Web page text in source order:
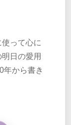
って心に
日の愛用
年から書き